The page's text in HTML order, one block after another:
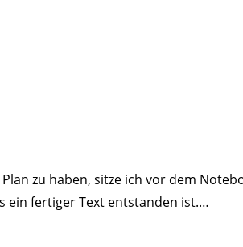
zu haben, sitze ich vor dem
ein fertiger Text entstanden ist.…